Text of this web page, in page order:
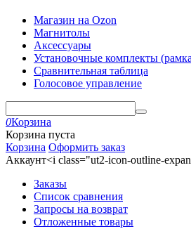
Магазин на Ozon
Магнитолы
Аксессуары
Установочные комплекты
Сравнительная таблица
Голосовое управление
0Корзина
Корзина пуста
Корзина Оформить заказ
Аккаунт<i class="ut2-icon-outline-
Заказы
Список сравнения
Запросы на возврат
Отложенные товары